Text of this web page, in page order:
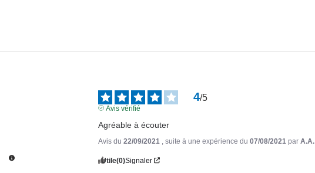
4/5
Avis vérifié
Agréable à écouter
Avis du22/09/2021 , suite à une expérience du07/08/2021 parA.A.
Utile(0)Signaler